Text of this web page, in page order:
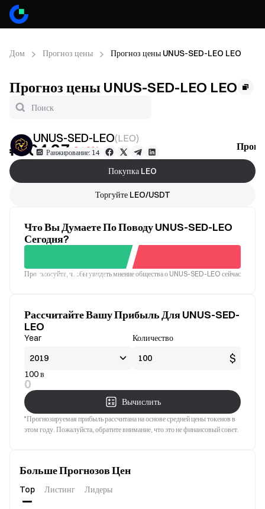
Дом Прогноз цены Прогноз цены UNUS-SED-LEO LEO
Прогноз цены UNUS-SED-LEO LEO
UNUS-SED-LEO(LEO)
Ранжирование: 14
₽804.27-0.16%
Покупка LEO
Торгуйте LEO/USDT
Что Вы Думаете По Поводу UNUS-SED-LEO
Сегодня?
Хорошо Плохой
Проголосуйте, чтобы увидеть мнение общества о UNUS-SED-LEO сейчас
Рассчитайте Вашу Прибыль Для UNUS-SED-
LEO
Year Количество
$
100 в
0
Вычислить
*Прогнозируемая прибыль рассчитана на основе средней цены токенов в
этом году. Пожалуйста, обратите внимание, что это не финансовый совет.
Больше Прогнозов Цен
Top Листинг Лидеры